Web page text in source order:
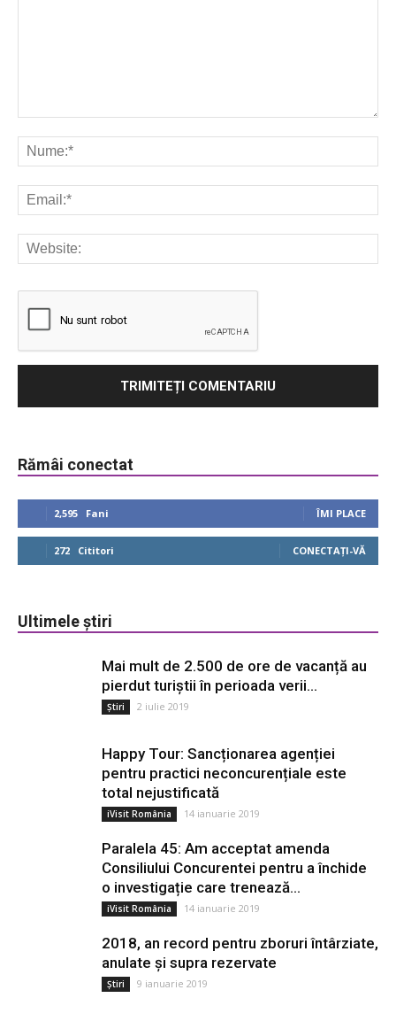
Rămâi conectat
2,595 Fani ÎMI PLACE
272 Cititori CONECTAȚI-VĂ
Ultimele știri
Mai mult de 2.500 de ore de vacanță au
pierdut turiștii în perioada verii...
Știri 2 iulie 2019
Happy Tour: Sancționarea agenției
pentru practici neconcurențiale este
total nejustificată
iVisit România 14 ianuarie 2019
Paralela 45: Am acceptat amenda
Consiliului Concurentei pentru a închide
o investigație care trenează...
iVisit România 14 ianuarie 2019
2018, an record pentru zboruri întârziate,
anulate și supra rezervate
Știri 9 ianuarie 2019